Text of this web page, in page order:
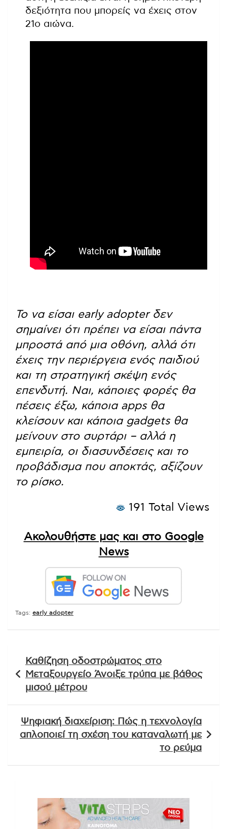
δεξιότητα που μπορείς να έχεις στον
21ο αιώνα.
Το να είσαι early adopter δεν
σημαίνει ότι πρέπει να είσαι πάντα
μπροστά από μια οθόνη, αλλά ότι
έχεις την περιέργεια ενός παιδιού
και τη στρατηγική σκέψη ενός
επενδυτή. Ναι, κάποιες φορές θα
πέσεις έξω, κάποια apps θα
κλείσουν και κάποια gadgets θα
μείνουν στο συρτάρι – αλλά η
εμπειρία, οι διασυνδέσεις και το
προβάδισμα που αποκτάς, αξίζουν
το ρίσκο.
191 Total Views
Ακολουθήστε μας και στο Google
News
Tags: early adopter
άρθρων
Καθίζηση οδοστρώματος στο
Μεταξουργείο Άνοιξε τρύπα με βάθος
μισού μέτρου
Ψηφιακή διαχείριση: Πώς η τεχνολογία
απλοποιεί τη σχέση του καταναλωτή με
το ρεύμα